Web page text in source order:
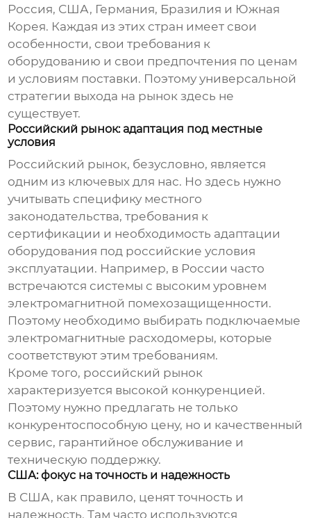
Россия, США, Германия, Бразилия и Южная
Корея. Каждая из этих стран имеет свои
особенности, свои требования к
оборудованию и свои предпочтения по ценам
и условиям поставки. Поэтому универсальной
стратегии выхода на рынок здесь не
существует.
Российский рынок: адаптация под местные
условия
Российский рынок, безусловно, является
одним из ключевых для нас. Но здесь нужно
учитывать специфику местного
законодательства, требования к
сертификации и необходимость адаптации
оборудования под российские условия
эксплуатации. Например, в России часто
встречаются системы с высоким уровнем
электромагнитной помехозащищенности.
Поэтому необходимо выбирать подключаемые
электромагнитные расходомеры, которые
соответствуют этим требованиям.
Кроме того, российский рынок
характеризуется высокой конкуренцией.
Поэтому нужно предлагать не только
конкурентоспособную цену, но и качественный
сервис, гарантийное обслуживание и
техническую поддержку.
США: фокус на точность и надежность
В США, как правило, ценят точность и
надежность. Там часто используются